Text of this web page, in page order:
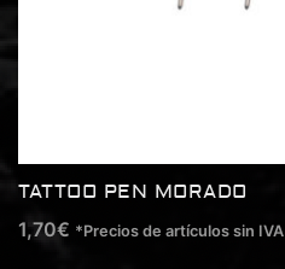
TATTOO PEN MORADO
1,70€ *Precios de artículos sin IVA